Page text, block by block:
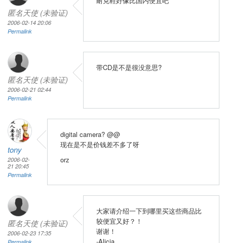
匿名天使 (未验证)
2006-02-14 20:06
Permalink
匿名天使 (未验证)
2006-02-21 02:44
Permalink
带CD是不是很没意思?
tony
2006-02-
21 20:45
Permalink
digital camera? @@
现在是不是价钱差不多了呀
orz
匿名天使 (未验证)
2006-02-23 17:35
大家请介绍一下到哪里买这些商品比
较便宜又好？！
谢谢！